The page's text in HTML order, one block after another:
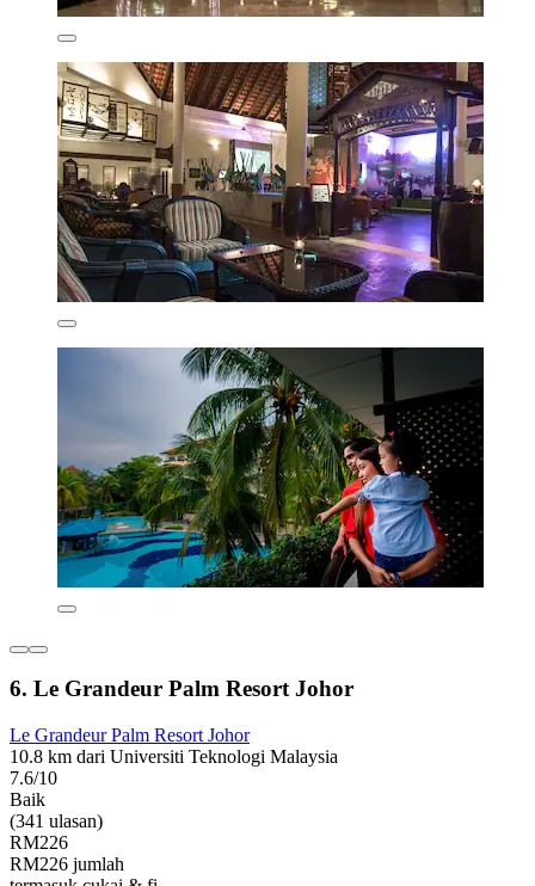
6. Le Grandeur Palm Resort Johor
Le Grandeur Palm Resort Johor
10.8 km dari Universiti Teknologi Malaysia
7.6/10
Baik
(341 ulasan)
RM226
RM226 jumlah